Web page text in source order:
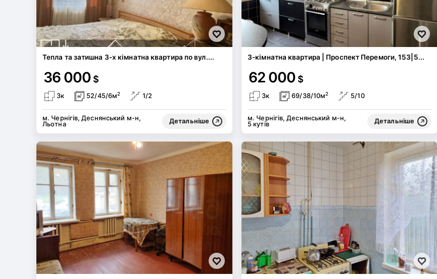
Тепла та затишна 3-х кімнатна квартира по вул....
36 000 $
3к 52/45/6м2 1/2
м. Чернігів, Деснянський м-н,
Льотна
Детальніше
3-кімнатна квартира | Проспект Перемоги, 153|5...
62 000 $
3к 69/38/10м2 5/10
м. Чернігів, Деснянський м-н,
5 кутів
Детальніше